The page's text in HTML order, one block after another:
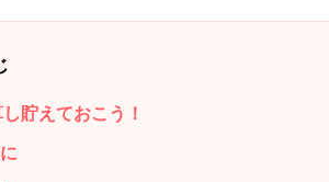
貯えておこう！